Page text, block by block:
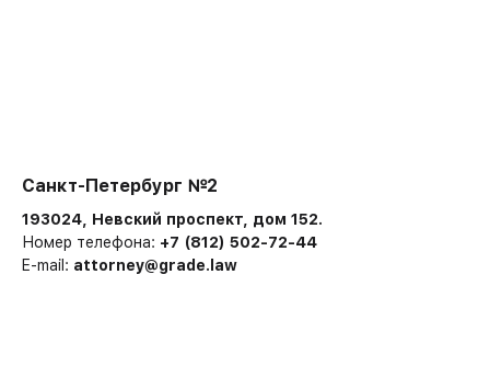
Санкт-Петербург №2
193024, Невский проспект, дом 152.
Номер телефона: +7 (812) 502-72-44
E-mail: attorney@grade.law